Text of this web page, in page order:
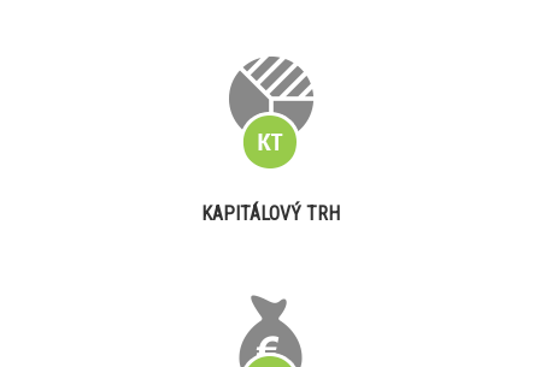
KAPITÁLOVÝ TRH